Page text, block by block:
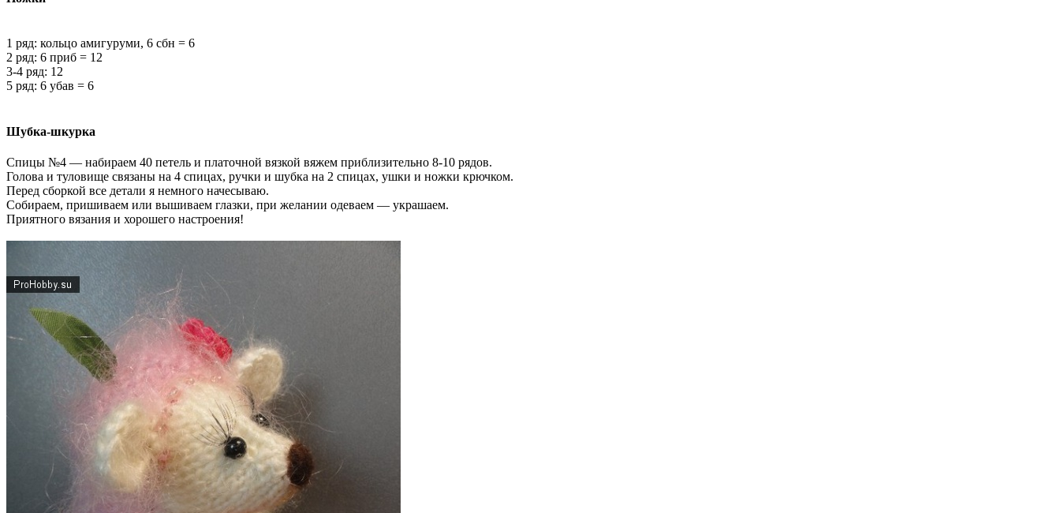
1 ряд: кольцо амигуруми, 6 сбн = 6
2 ряд: 6 приб = 12
3-4 ряд: 12
5 ряд: 6 убав = 6
Шубка-шкурка
Спицы №4 — набираем 40 петель и платочной вязкой вяжем приблизительно 8-10 рядов.
Голова и туловище связаны на 4 спицах, ручки и шубка на 2 спицах, ушки и ножки крючком.
Перед сборкой все детали я немного начесываю.
Собираем, пришиваем или вышиваем глазки, при желании одеваем — украшаем.
Приятного вязания и хорошего настроения!